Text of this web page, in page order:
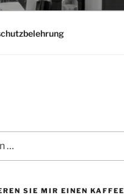
SIE MIR EINEN KAFFEE